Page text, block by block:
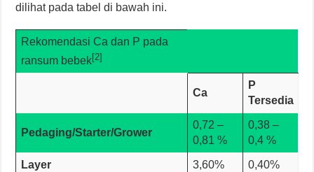
dilihat pada tabel di bawah ini.
Rekomendasi Ca dan P pada
ransum bebek[2]
Ca
P
Tersedia
Pedaging/Starter/Grower
0,72 –
0,81 %
0,38 –
0,4 %
Layer 3,60% 0,40%